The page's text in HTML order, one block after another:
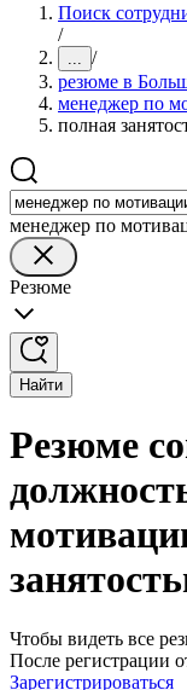
Поиск
/
... /
резюме в
менеджер по
полная
менеджер по
Резюме
Найти
Резюме
Чтобы видеть все
После регистрации
Зарегистрироваться